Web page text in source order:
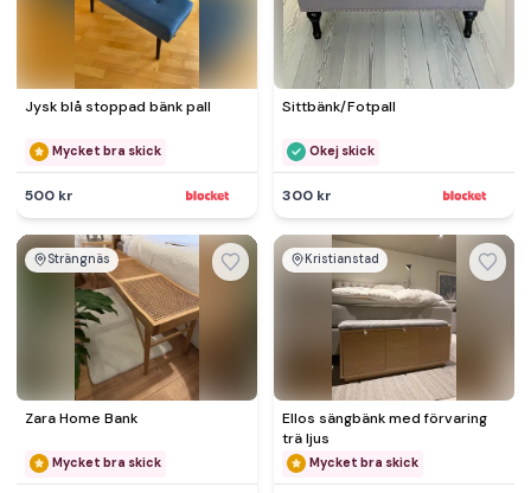
Jysk blå stoppad bänk pall
Mycket bra skick
500 kr
Sittbänk/Fotpall
Okej skick
300 kr
Strängnäs
Zara Home Bank
Mycket bra skick
Kristianstad
Ellos sängbänk med förvaring
trä ljus
Mycket bra skick